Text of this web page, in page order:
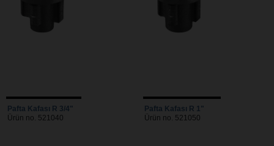
Pafta Kafası R 3/4"
Ürün no. 521040
Pafta Kafası R 1"
Ürün no. 521050